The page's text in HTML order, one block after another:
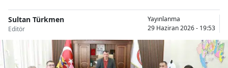
Bingöl
Bitlis
Bolu
Sultan Türkmen
Editör
Yayınlanma
29 Haziran 2026 - 19:53